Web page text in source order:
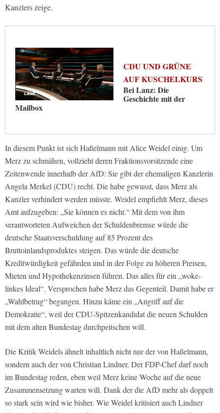
Kanzlers zeige.
CDU UND GRÜNE
AUF KUSCHELKURS
Bei Lanz: Die
Geschichte mit der
Mailbox
In diesem Punkt ist sich Haßelmann mit Alice Weidel einig. Um
Merz zu schmähen, vollzieht deren Fraktionsvorsitzende eine
Zeitenwende innerhalb der AfD: Sie gibt der ehemaligen Kanzlerin
Angela Merkel (CDU) recht. Die habe gewusst, dass Merz als
Kanzler verhindert werden müsste. Weidel empfiehlt Merz, dieses
Amt aufzugeben: „Sie können es nicht.“ Mit dem von ihm
verantworteten Aufweichen der Schuldenbremse würde die
deutsche Staatsverschuldung auf 85 Prozent des
Bruttoinlandsproduktes steigen. Das würde die deutsche
Kreditwürdigkeit gefährden und in der Folge zu höheren Preisen,
Mieten und Hypothekenzinsen führen. Das alles für ein „woke-
linkes Ideal“. Versprochen habe Merz das Gegenteil. Damit habe er
„Wahlbetrug“ begangen. Hinzu käme ein „Angriff auf die
Demokratie“, weil der CDU-Spitzenkandidat die neuen Schulden
mit dem alten Bundestag durchpeitschen will.
Die Kritik Weidels ähnelt inhaltlich nicht nur der von Haßelmann,
sondern auch der von Christian Lindner. Der FDP-Chef darf noch
im Bundestag reden, eben weil Merz keine Woche auf die neue
Zusammensetzung warten will. Dank der die AfD mehr als doppelt
so stark sein wird wie bisher. Wie Weidel kritisiert auch Lindner